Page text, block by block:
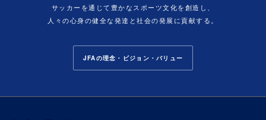
サッカーを通じて豊かなスポーツ文化を創造し、
人々の心身の健全な発達と社会の発展に貢献する。
JFAの理念・ビジョン・バリュー